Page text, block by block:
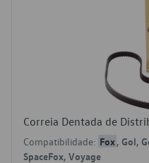
Correia Dentada de
Compatibilidade: Fox, Gol,
SpaceFox, Voyage